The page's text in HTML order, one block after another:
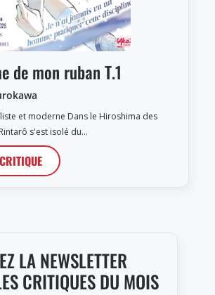
de mon ruban T.1
et moderne Dans le Hiroshima des
s'est isolé du…
LA NEWSLETTER
CRITIQUES DU MOIS